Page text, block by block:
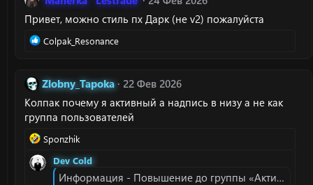
и
Привет, можно стиль пх Дарк (не v2) пожалуйста
Р
к
ц
и
и
Colpak_Resonance
Zlobny_Tapoka
22 Фев 2026
Колпак почему я активный а надпись в низу а не как
группа пользователей
Р
а
Sponzhik
Dev Cold
Информация - Повышение до группы «Активный».